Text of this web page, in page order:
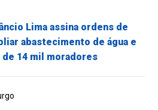
Lima assina ordens de
abastecimento de água e
14 mil moradores